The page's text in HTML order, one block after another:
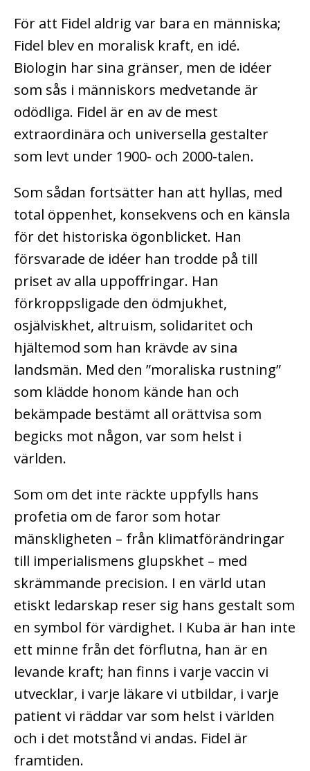
För att Fidel aldrig var bara en människa;
Fidel blev en moralisk kraft, en idé.
Biologin har sina gränser, men de idéer
som sås i människors medvetande är
odödliga. Fidel är en av de mest
extraordinära och universella gestalter
som levt under 1900- och 2000-talen.
Som sådan fortsätter han att hyllas, med
total öppenhet, konsekvens och en känsla
för det historiska ögonblicket. Han
försvarade de idéer han trodde på till
priset av alla uppoffringar. Han
förkroppsligade den ödmjukhet,
osjälviskhet, altruism, solidaritet och
hjältemod som han krävde av sina
landsmän. Med den ”moraliska rustning”
som klädde honom kände han och
bekämpade bestämt all orättvisa som
begicks mot någon, var som helst i
världen.
Som om det inte räckte uppfylls hans
profetia om de faror som hotar
mänskligheten – från klimatförändringar
till imperialismens glupskhet – med
skrämmande precision. I en värld utan
etiskt ledarskap reser sig hans gestalt som
en symbol för värdighet. I Kuba är han inte
ett minne från det förflutna, han är en
levande kraft; han finns i varje vaccin vi
utvecklar, i varje läkare vi utbildar, i varje
patient vi räddar var som helst i världen
och i det motstånd vi andas. Fidel är
framtiden.